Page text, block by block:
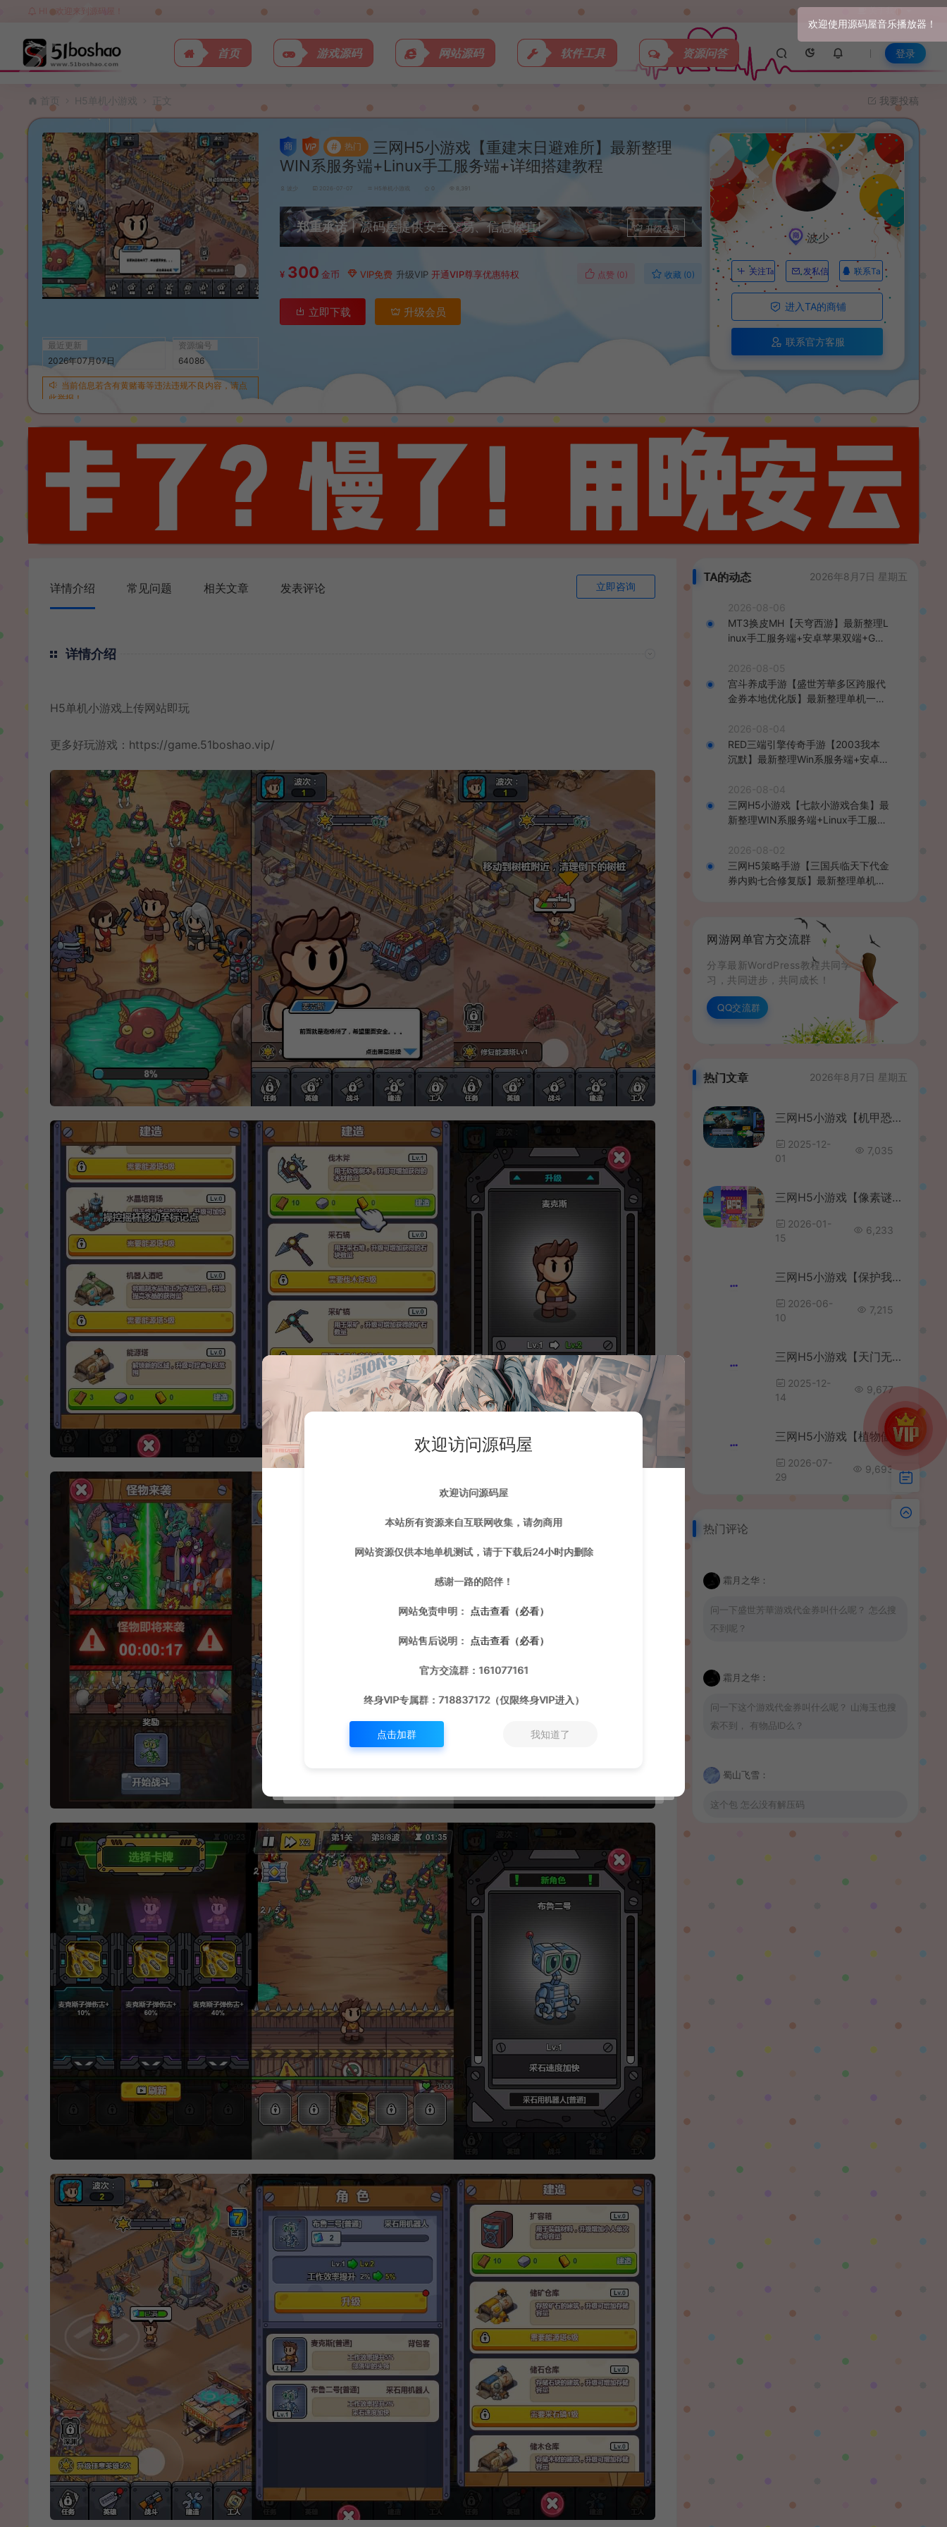
HI，欢迎来到源码屋！ 关于我们
首页 游戏源码 网站源码 软件工具 资源问答 登录
首页 H5单机小游戏 正文 我要投稿
最近更新
2026年07月07日
资源编号
64086
当前信息若含有黄赌毒等违法违规不良内容，请点
此举报！
# 热门
三网H5小游戏【重建末日避难所】最新整理
WIN系服务端+Linux手工服务端+详细搭建教程
波少 2026-07-07 H5单机小游戏 0 8,391
郑重承诺丨源码屋提供安全交易、信息保真! 升级会员
¥ 300 金币 VIP免费 升级VIP 开通VIP尊享优惠特权 点赞 (0) 收藏 (0)
立即下载 升级会员
波少
关注Ta 发私信 联系Ta
进入TA的商铺
联系官方客服
详情介绍 常见问题 相关文章 发表评论 立即咨询
详情介绍
H5单机小游戏上传网站即玩
更多好玩游戏： https://game.51boshao.vip/
TA的动态 2026年8月7日 星期五
2026-08-06
MT3换皮MH【天穹西游】最新整理L
inux手工服务端+安卓苹果双端+GM
教程
2026-08-05
宫斗养成手游【盛世芳華多区跨服代
金券本地优化版】最新整理单机一键
后台+安卓+详细搭建教程
2026-08-04
RED三端引擎传奇手游【2003我本
沉默】最新整理Win系服务端+安卓苹
2026-08-04
三网H5小游戏【七款小游戏合集】最
新整理WIN系服务端+Linux手工服务
2026-08-02
三网H5策略手游【三国兵临天下代金
券内购七合修复版】最新整理单机一
端+详细搭建教程+视频教程
网游网单官方交流群
分享最新WordPress教程共同学
习，共同进步，共同成长！
QQ交流群
热门文章 2026年8月7日 星期五
三网H5小游戏【机甲恐龙】最新整理WIN系服务端+Linux手工服务端+详细搭建教程+源码
2025-12-
01
7,035
三网H5小游戏【像素谜图】最新整理WIN系服务端+Linux手工服务端+详细搭建教程
2026-01-
15
6,233
三网H5小游戏【保护我方植物】最新整理WIN系服务端+Linux手工服务端+详细搭建教程
2026-06-
10
7,215
三网H5小游戏【天门无限开】最新整理WIN系服务端+Linux手工服务端+详细搭建教程
2025-12-
14
9,677
三网H5小游戏【植物僵尸战争模拟器】最新整理WIN系服务端+Linux手工服务端+详细搭建教程
2026-07-
29
9,693
热门评论
霜月之华：
问一下盛世芳華游戏代金券叫什么呢？ 怎么搜
不到呢？
霜月之华：
问一下这个游戏代金券叫什么呢？ 山海玉也搜
索不到， 有物品ID么？
蜀山飞雪：
这个包 怎么没有解压码
山海玉
欢迎访问源码屋
欢迎访问源码屋
本站所有资源来自互联网收集，请勿商用
网站资源仅供本地单机测试，请于下载后24小时内删除
感谢一路的陪伴！
网站免责申明： 点击查看（必看）
网站售后说明： 点击查看（必看）
官方交流群：161077161
终身VIP专属群：718837172（仅限终身VIP进入）
点击加群 我知道了